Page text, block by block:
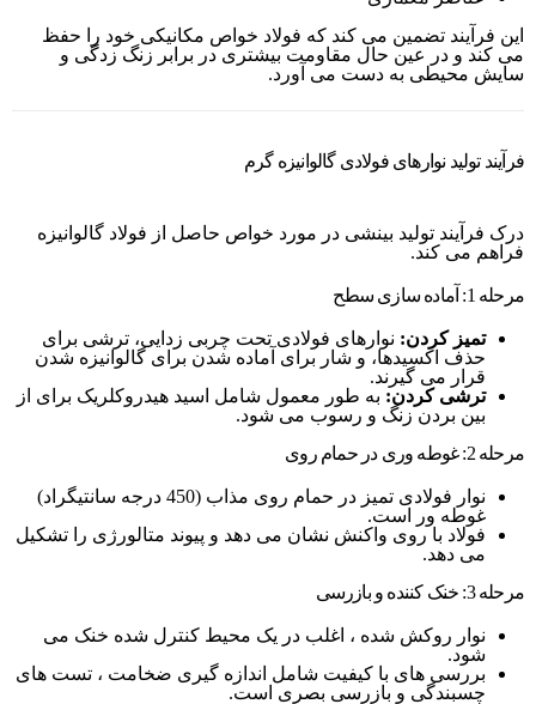
این فرآیند تضمین می کند که فولاد خواص مکانیکی خود را حفظ
می کند و در عین حال مقاومت بیشتری در برابر زنگ زدگی و
سایش محیطی به دست می آورد.
فرآیند تولید نوارهای فولادی گالوانیزه گرم
درک فرآیند تولید بینشی در مورد خواص حاصل از فولاد گالوانیزه
فراهم می کند.
مرحله 1: آماده سازی سطح
تمیز کردن: نوارهای فولادی تحت چربی زدایی، ترشی برای
حذف اکسیدها، و شار برای آماده شدن برای گالوانیزه شدن
قرار می گیرند.
ترشی کردن: به طور معمول شامل اسید هیدروکلریک برای از
بین بردن زنگ و رسوب می شود.
مرحله 2: غوطه وری در حمام روی
نوار فولادی تمیز در حمام روی مذاب (450 درجه سانتیگراد)
غوطه ور است.
فولاد با روی واکنش نشان می دهد و پیوند متالورژی را تشکیل
می دهد.
مرحله 3: خنک کننده و بازرسی
نوار روکش شده ، اغلب در یک محیط کنترل شده خنک می
شود.
بررسی های با کیفیت شامل اندازه گیری ضخامت ، تست های
چسبندگی و بازرسی بصری است.